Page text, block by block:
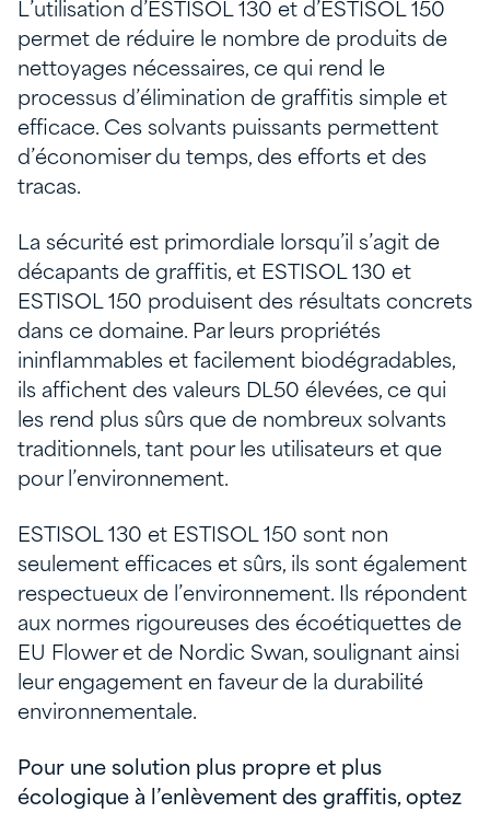
L’utilisation d’ESTISOL 130 et d’ESTISOL 150
permet de réduire le nombre de produits de
nettoyages nécessaires, ce qui rend le
processus d’élimination de graffitis simple et
efficace. Ces solvants puissants permettent
d’économiser du temps, des efforts et des
tracas.
La sécurité est primordiale lorsqu’il s’agit de
décapants de graffitis, et ESTISOL 130 et
ESTISOL 150 produisent des résultats concrets
dans ce domaine. Par leurs propriétés
ininflammables et facilement biodégradables,
ils affichent des valeurs DL50 élevées, ce qui
les rend plus sûrs que de nombreux solvants
traditionnels, tant pour les utilisateurs et que
pour l’environnement.
ESTISOL 130 et ESTISOL 150 sont non
seulement efficaces et sûrs, ils sont également
respectueux de l’environnement. Ils répondent
aux normes rigoureuses des écoétiquettes de
EU Flower et de Nordic Swan, soulignant ainsi
leur engagement en faveur de la durabilité
environnementale.
Pour une solution plus propre et plus
écologique à l’enlèvement des graffitis, optez